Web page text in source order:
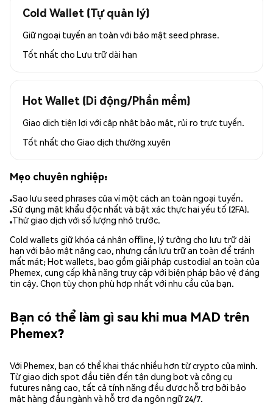
Cold Wallet (Tự quản lý)
Giữ ngoại tuyến an toàn với bảo mật seed phrase.
Tốt nhất cho Lưu trữ dài hạn
Hot Wallet (Di động/Phần mềm)
Giao dịch tiện lợi với cập nhật bảo mật, rủi ro trực tuyến.
Tốt nhất cho Giao dịch thường xuyên
Mẹo chuyên nghiệp:
Sao lưu seed phrases của ví một cách an toàn ngoại tuyến.
Sử dụng mật khẩu độc nhất và bật xác thực hai yếu tố (2FA).
Thử giao dịch với số lượng nhỏ trước.
Cold wallets giữ khóa cá nhân offline, lý tưởng cho lưu trữ dài
hạn với bảo mật nâng cao, nhưng cần lưu trữ an toàn để tránh
mất mát; Hot wallets, bao gồm giải pháp custodial an toàn của
Phemex, cung cấp khả năng truy cập với biện pháp bảo vệ đáng
tin cậy. Chọn tùy chọn phù hợp nhất với nhu cầu của bạn.
Bạn có thể làm gì sau khi mua MAD trên
Phemex?
Với Phemex, bạn có thể khai thác nhiều hơn từ crypto của mình.
Từ giao dịch spot đầu tiên đến tận dụng bot và công cụ
futures nâng cao, tất cả tính năng đều được hỗ trợ bởi bảo
mật hàng đầu ngành và hỗ trợ đa ngôn ngữ 24/7.